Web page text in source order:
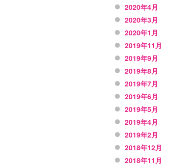
2020年4月
2020年3月
2020年1月
2019年11月
2019年9月
2019年8月
2019年7月
2019年6月
2019年5月
2019年4月
2019年2月
2018年12月
2018年11月